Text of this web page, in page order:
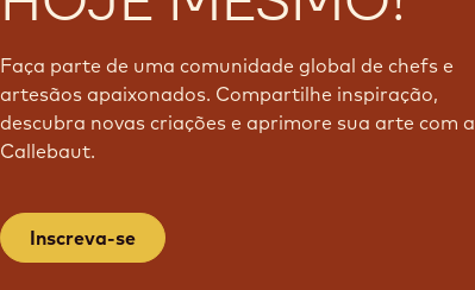
Faça parte de uma comunidade global de chefs e
artesãos apaixonados. Compartilhe inspiração,
descubra novas criações e aprimore sua arte com a
Callebaut.
Inscreva-se